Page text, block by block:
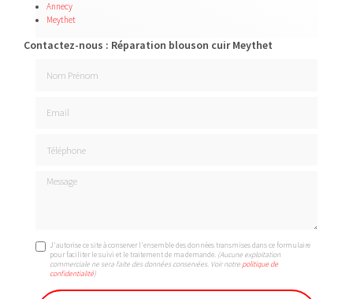
Annecy
Meythet
Contactez-nous : Réparation blouson cuir Meythet
Message
J'autorise ce site à conserver l'ensemble des données transmises dans ce formulaire
pour faciliter le suivi et le traitement de ma demande. (Aucune exploitation
commerciale ne sera faite des données conservées. Voir notre politique de
confidentialité)